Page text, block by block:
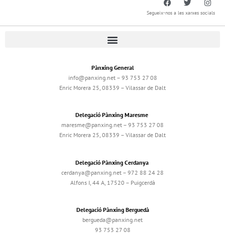
Segueix-nos a les xarxes socials
Pànxing General
info@panxing.net – 93 753 27 08
Enric Morera 25, 08339 – Vilassar de Dalt
Delegació Pànxing Maresme
maresme@panxing.net – 93 753 27 08
Enric Morera 25, 08339 – Vilassar de Dalt
Delegació Pànxing Cerdanya
cerdanya@panxing.net – 972 88 24 28
Alfons I, 44 A, 17520 – Puigcerdà
Delegació Pànxing Berguedà
bergueda@panxing.net
93 753 27 08